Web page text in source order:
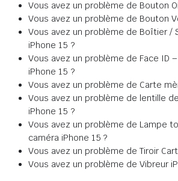
Vous avez un problème de Bouton
Vous avez un problème de Bouton
Vous avez un problème de Boîtier /
iPhone 15 ?
Vous avez un problème de Face ID
iPhone 15 ?
Vous avez un problème de Carte
Vous avez un problème de lentille
iPhone 15 ?
Vous avez un problème de Lampe
caméra iPhone 15 ?
Vous avez un problème de Tiroir
Vous avez un problème de Vibreur